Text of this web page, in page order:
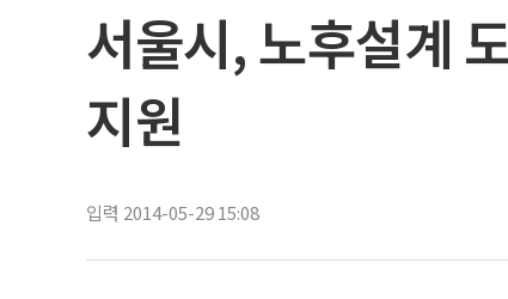
서울시, 노후설계
지원
입력 2014-05-29 15:08